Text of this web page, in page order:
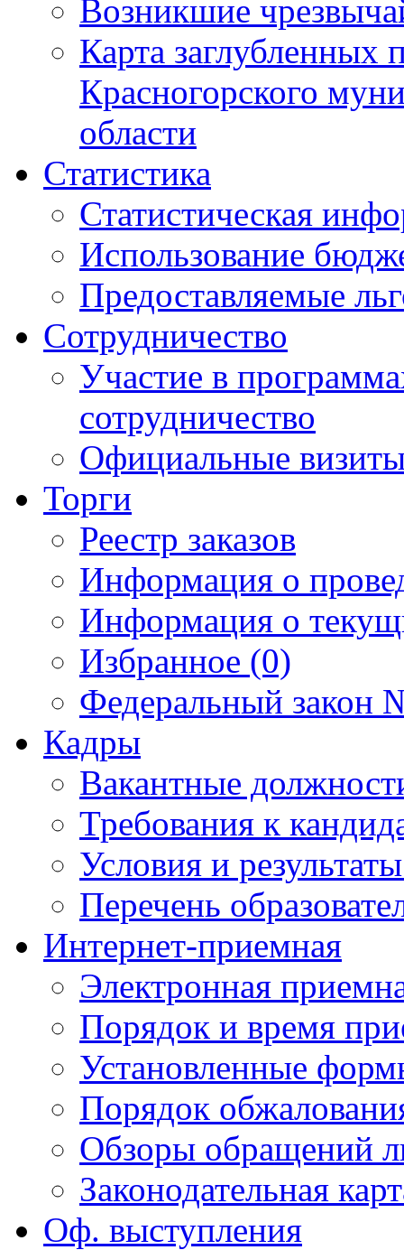
Возникшие
Карта
Красногорского
области
Статистика
Статистическая
Использование
Предоставляемые
Сотрудничество
Участие в
сотрудничество
Официальные
Торги
Реестр заказов
Информация о
Информация о
Избранное (0)
Федеральный закон
Кадры
Вакантные
Требования к
Условия и
Перечень
Интернет-приемная
Электронная
Порядок и время
Установленные
Порядок
Обзоры обращений
Законодательная
Оф. выступления